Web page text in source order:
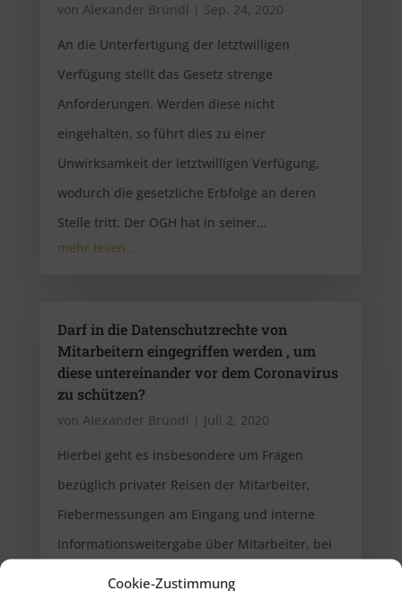
Cookie-Zustimmung
von Alexander Bründl Sep. 24, 2020
An die Unterfertigung der letztwilligen
Verfügung stellt das Gesetz strenge
Anforderungen. Werden diese nicht
eingehalten, so führt dies zu einer
Unwirksamkeit der letztwilligen Verfügung,
wodurch die gesetzliche Erbfolge an deren
Stelle tritt. Der OGH hat in seiner…
mehr lesen…
Darf in die Datenschutzrechte von
Mitarbeitern eingegriffen werden , um
diese untereinander vor dem Coronavirus
zu schützen?
von Alexander Bründl Juli 2, 2020
Hierbei geht es insbesondere um Fragen
bezüglich privater Reisen der Mitarbeiter,
Fiebermessungen am Eingang und interne
Informationsweitergabe über Mitarbeiter, bei
denen der Verdacht besteht, sie seien mit dem